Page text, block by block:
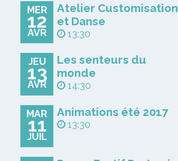
MER
12
AVR
Atelier Customisation
et Danse
13:30
JEU
13
AVR
Les senteurs du
monde
14:30
MAR
11
JUIL
Animations été 2017
13:30